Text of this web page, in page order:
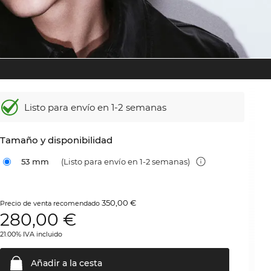
Listo para envío en 1-2 semanas
Tamaño y disponibilidad
53 mm (Listo para envío en 1-2 semanas)
Precio de venta recomendado350,00 €
280,00 €
21.00% IVA incluido
Añadir a la cesta